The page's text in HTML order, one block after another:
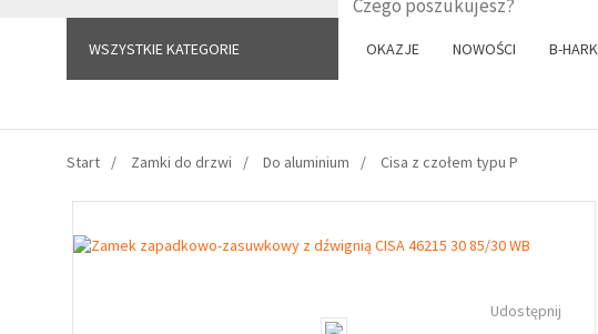
WSZYSTKIE KATEGORIE OKAZJE NOWOŚCI B-
Start Zamki do drzwi Do aluminium Cisa z czołem typu P
Udostępnij